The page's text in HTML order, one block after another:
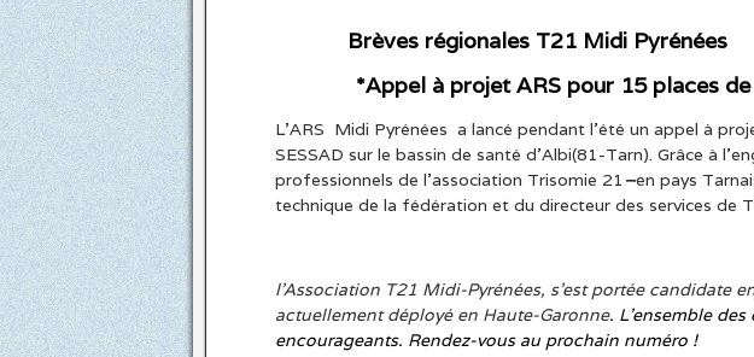
Brèves régionales T21 Midi Pyrénées
*Appel à projet ARS pour 15 places
L’ARS Midi Pyrénées a lancépendant l’étéun appel à
SESSAD sur le bassin de santé d’Albi(81-Tarn).Grâce à
professionnels de l’association Trisomie 21 –en pays
technique de la fédérationet du directeur des services de
l’Association T21 Midi-Pyrénées, s’estportée candidate
actuellement déployé en Haute-Garonne. L’ensemble
encourageants. Rendez-vous au